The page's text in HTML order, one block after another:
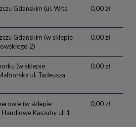
Gdańskim (ul. Wita
0,00 zł
Gdańskim (w sklepie
2)
0,00 zł
(w sklepie
ul. Tadeusza
0,00 zł
(w sklepie
Kaszuby ul. 1
0,00 zł